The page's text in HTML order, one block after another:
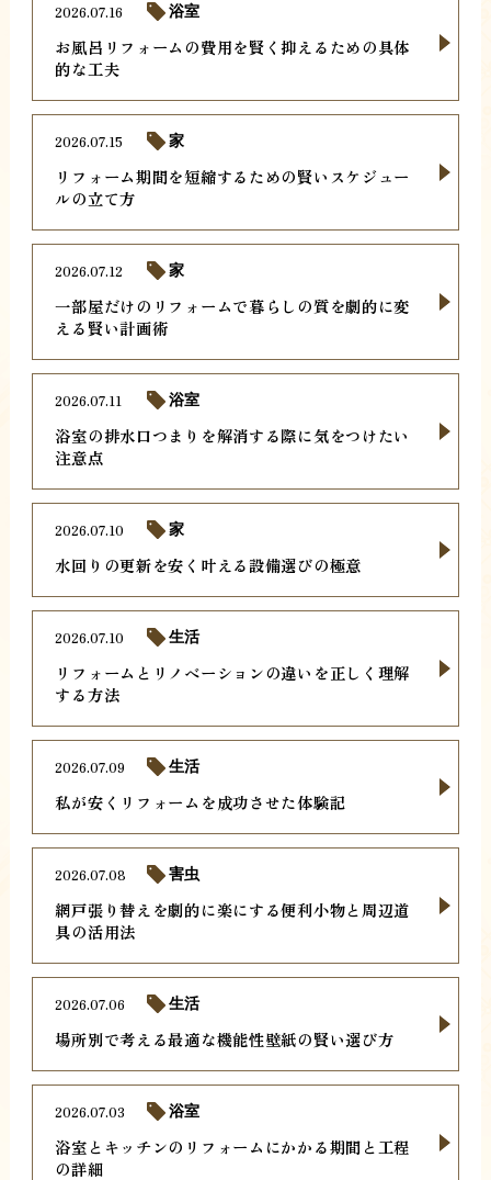
お風呂リフォームの費用を賢く抑えるための具体
的な工夫
2026.07.16 浴室
リフォーム期間を短縮するための賢いスケジュー
ルの立て方
2026.07.15 家
一部屋だけのリフォームで暮らしの質を劇的に変
える賢い計画術
2026.07.12 家
浴室の排水口つまりを解消する際に気をつけたい
注意点
2026.07.11 浴室
水回りの更新を安く叶える設備選びの極意
2026.07.10 家
リフォームとリノベーションの違いを正しく理解
する方法
2026.07.10 生活
私が安くリフォームを成功させた体験記
2026.07.09 生活
網戸張り替えを劇的に楽にする便利小物と周辺道
具の活用法
2026.07.08 害虫
場所別で考える最適な機能性壁紙の賢い選び方
2026.07.06 生活
浴室とキッチンのリフォームにかかる期間と工程
の詳細
2026.07.03 浴室